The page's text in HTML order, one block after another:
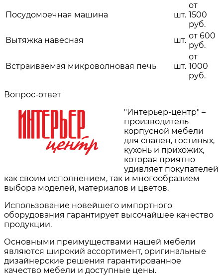
Посудомоечная машина шт.
от
1500
руб.
Вытяжка навесная
шт. от 600
руб.
Встраиваемая микроволновая печь шт.
от
1000
руб.
Вопрос-ответ
"Интерьер-центр" –
производитель
корпусной мебели
для спален, гостиных,
кухонь и прихожих,
которая приятно
удивляет покупателей
как своим исполнением, так и многообразием
выбора моделей, материалов и цветов.
Использование новейшего импортного
оборудования гарантирует высочайшее качество
продукции.
Основными преимуществами нашей мебели
являются широкий ассортимент, оригинальные
дизайнерские решения гарантированное
качество мебели и доступные цены.